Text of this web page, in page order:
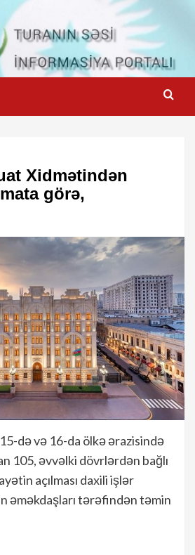
Xidmətindən
görə,
də və 16-da ölkə ərazisində
105, əvvəlki dövrlərdən bağlı
açılması daxili işlər
əməkdaşları tərəfindən təmin